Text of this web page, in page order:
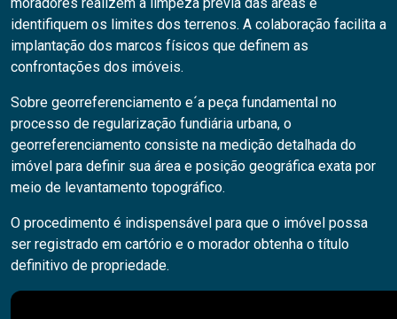
identifiquem os limites dos terrenos. A colaboração facilita a
implantação dos marcos físicos que definem as
confrontações dos imóveis.
Sobre georreferenciamento e´a peça fundamental no
processo de regularização fundiária urbana, o
georreferenciamento consiste na medição detalhada do
imóvel para definir sua área e posição geográfica exata por
meio de levantamento topográfico.
O procedimento é indispensável para que o imóvel possa
ser registrado em cartório e o morador obtenha o título
definitivo de propriedade.